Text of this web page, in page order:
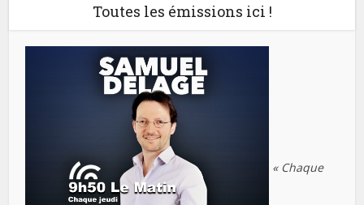
Toutes les émissions ici !
« Chaque